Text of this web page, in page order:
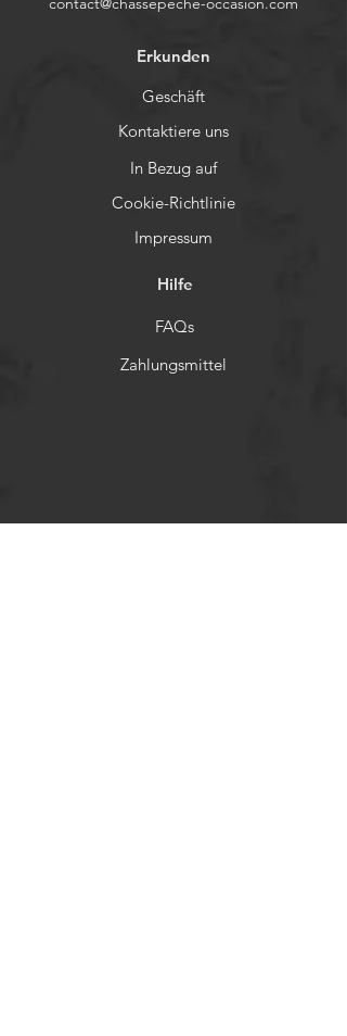
Erkunden
Geschäft
Kontaktiere uns
In Bezug auf
Cookie-Richtlinie
Impressum
Hilfe
FAQs
Zahlungsmittel